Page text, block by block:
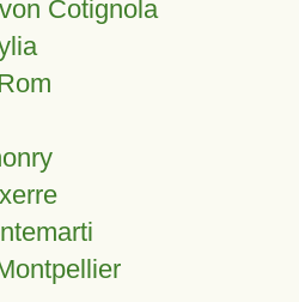
Cotignola